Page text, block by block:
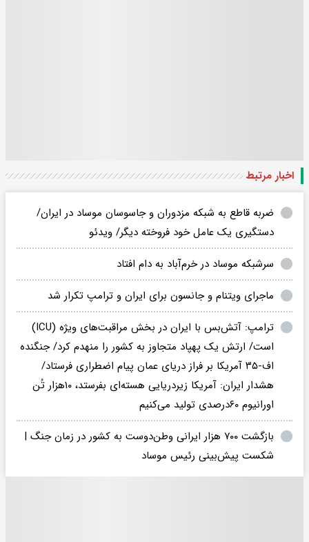
اخبار مرتبط
ضربه قاطع به شبکه مزدوران و جاسوسان موساد در ایران/
دستگیری یک عامل خود فروخته‌ دیگر/ ویدئو
سرشبکه موساد در خرم‌آباد به دام افتاد
ماجرای ویتنام و جانسون برای ایران و ترامپ تکرار شد
ترامپ: آتش‌بس با ایران در بخش مراقبت‌های ویژه (ICU)
است/ ارتش یک پهپاد متجاوز به کشور را منهدم‌ کرد/ جنگنده
اف-۳۵ آمریکا بر فراز دریای عمان پیام اضطراری فرستاد/
هشدار ایران: آمریکا زیردریایی هسته‌ای بفرستد، ۱۰هزار تُن
اورانیوم ‌۶۰درصدی تولید می‌کنیم
بازگشت ۷۰۰ هزار ایرانی وطن‌دوست به کشور در زمان جنگ |
شکست پیش‌بینی رئیس موساد